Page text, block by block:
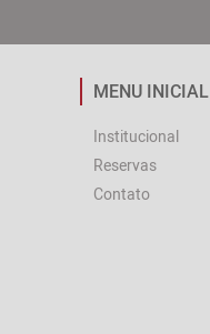
MENU INICIAL
Institucional
Reservas
Contato